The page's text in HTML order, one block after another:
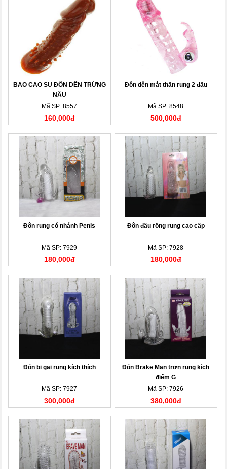
BAO CAO SU ĐÔN DÊN TRỨNG
NÂU
Mã SP: 8557
160,000đ
Đôn dên mắt thần rung 2 đầu
Mã SP: 8548
500,000đ
Đôn rung có nhánh Penis
Mã SP: 7929
180,000đ
Đôn đầu rồng rung cao cấp
Mã SP: 7928
180,000đ
Đôn bi gai rung kích thích
Mã SP: 7927
300,000đ
Đôn Brake Man trơn rung kích
điểm G
Mã SP: 7926
380,000đ